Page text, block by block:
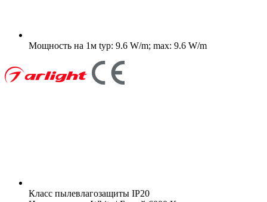
Мощность на 1м typ: 9.6 W/m; max: 9.6 W/m
Класс пылевлагозащиты IP20